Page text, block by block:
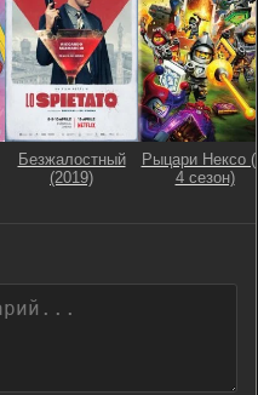
Безжалостный
(2019)
Рыцари Нексо
4 сезон)